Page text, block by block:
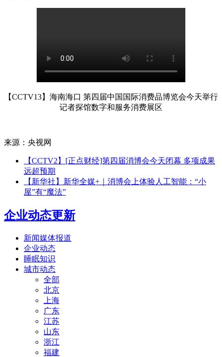
【CCTV13】海南海口 第四届中国国际消费品博览会今天举行
记者探馆数字和服务消费展区
来源：央视网
【CCTV2】[正点财经]第四届消博会今天闭幕 多项成果
远超预期
【新华社】新华全媒+｜消博会上体验人工智能：“小
屋”有“魔法”
企业动态更新
新闻媒体报道
企业动态
睡眠知识
城市动态
全部
北京
上海
广东
江苏
山东
浙江
福建